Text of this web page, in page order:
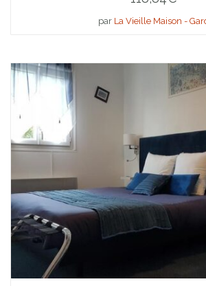
par La Vieille Maison -